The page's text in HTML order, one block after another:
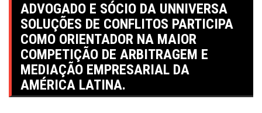
ADVOGADO E SÓCIO DA UNNIVERSA
SOLUÇÕES DE CONFLITOS PARTICIPA
COMO ORIENTADOR NA MAIOR
COMPETIÇÃO DE ARBITRAGEM E
MEDIAÇÃO EMPRESARIAL DA
AMÉRICA LATINA.